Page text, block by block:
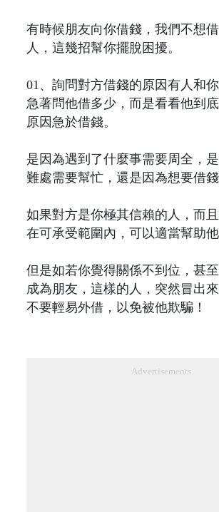
有時候朋友向你借錢，我們不想
人，這幾招幫你擺脫困擾。
01、詢問對方借錢的原因有人和
急著問他借多少，而是看看他到
原因急於借錢。
是因為遇到了什麼事需要周全，
難處需要幫忙，還是因為想要借
如果對方是你極其信賴的人，而
在可承受範圍內，可以適當幫助他
但是如若你覺得關係不到位，甚
成為朋友，這樣的人，突然冒出
不要輕易外借，以免被他欺騙！
Advertisements